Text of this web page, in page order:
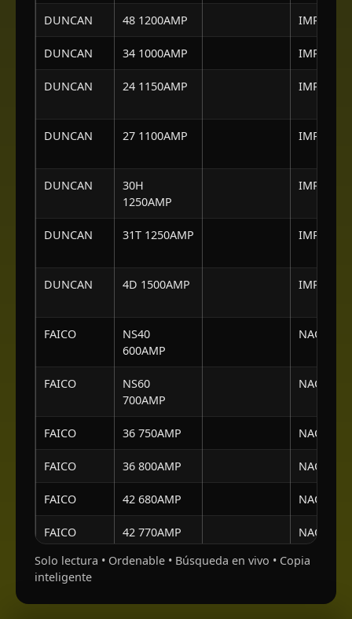
DUNCAN 48 1200AMP
DUNCAN 34 1000AMP
DUNCAN 24 1150AMP
DUNCAN 27 1100AMP
DUNCAN
30H
1250AMP
DUNCAN 31T 1250AMP
DUNCAN 4D 1500AMP
FAICO
NS40
600AMP
FAICO
NS60
700AMP
FAICO 36 750AMP
FAICO 36 800AMP
FAICO 42 680AMP
FAICO 42 770AMP
FAICO 42 850AMP
Solo lectura • Ordenable • Búsqueda en vivo • Copia
inteligente